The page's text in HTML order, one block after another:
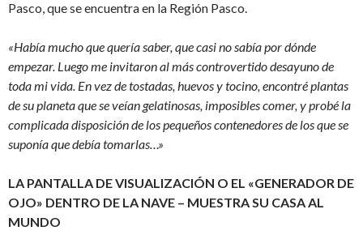
Pasco, que se encuentra en la Región Pasco.
«Había mucho que quería saber, que casi no sabía por dónde
empezar. Luego me invitaron al más controvertido desayuno de
toda mi vida. En vez de tostadas, huevos y tocino, encontré plantas
de su planeta que se veían gelatinosas, imposibles comer, y probé la
complicada disposición de los pequeños contenedores de los que se
suponía que debía tomarlas…»
LA PANTALLA DE VISUALIZACIÓN O EL «GENERADOR DE
OJO» DENTRO DE LA NAVE – MUESTRA SU CASA AL
MUNDO